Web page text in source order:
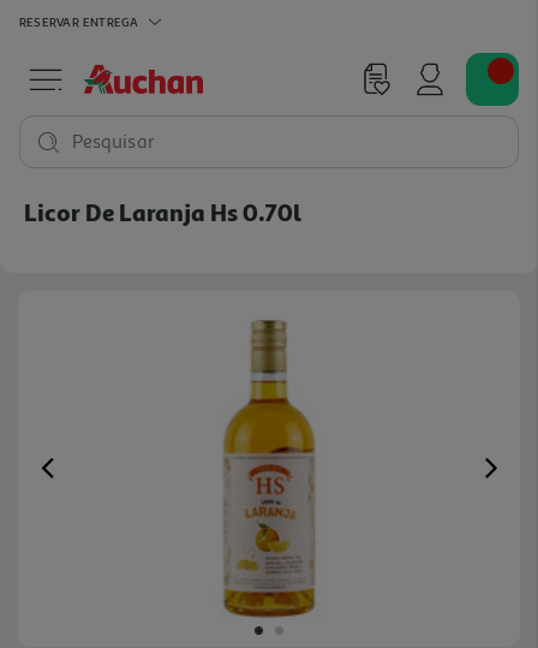
RESERVAR ENTREGA
Pesquisar
Licor De Laranja Hs 0.70l
Previous